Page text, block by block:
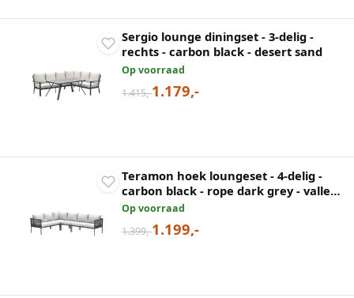
Sergio lounge diningset - 3-delig -
rechts - carbon black - desert sand
Op voorraad
1.415,-1.179,-
Teramon hoek loungeset - 4-delig -
carbon black - rope dark grey - valley
sand
Op voorraad
1.399,-1.199,-